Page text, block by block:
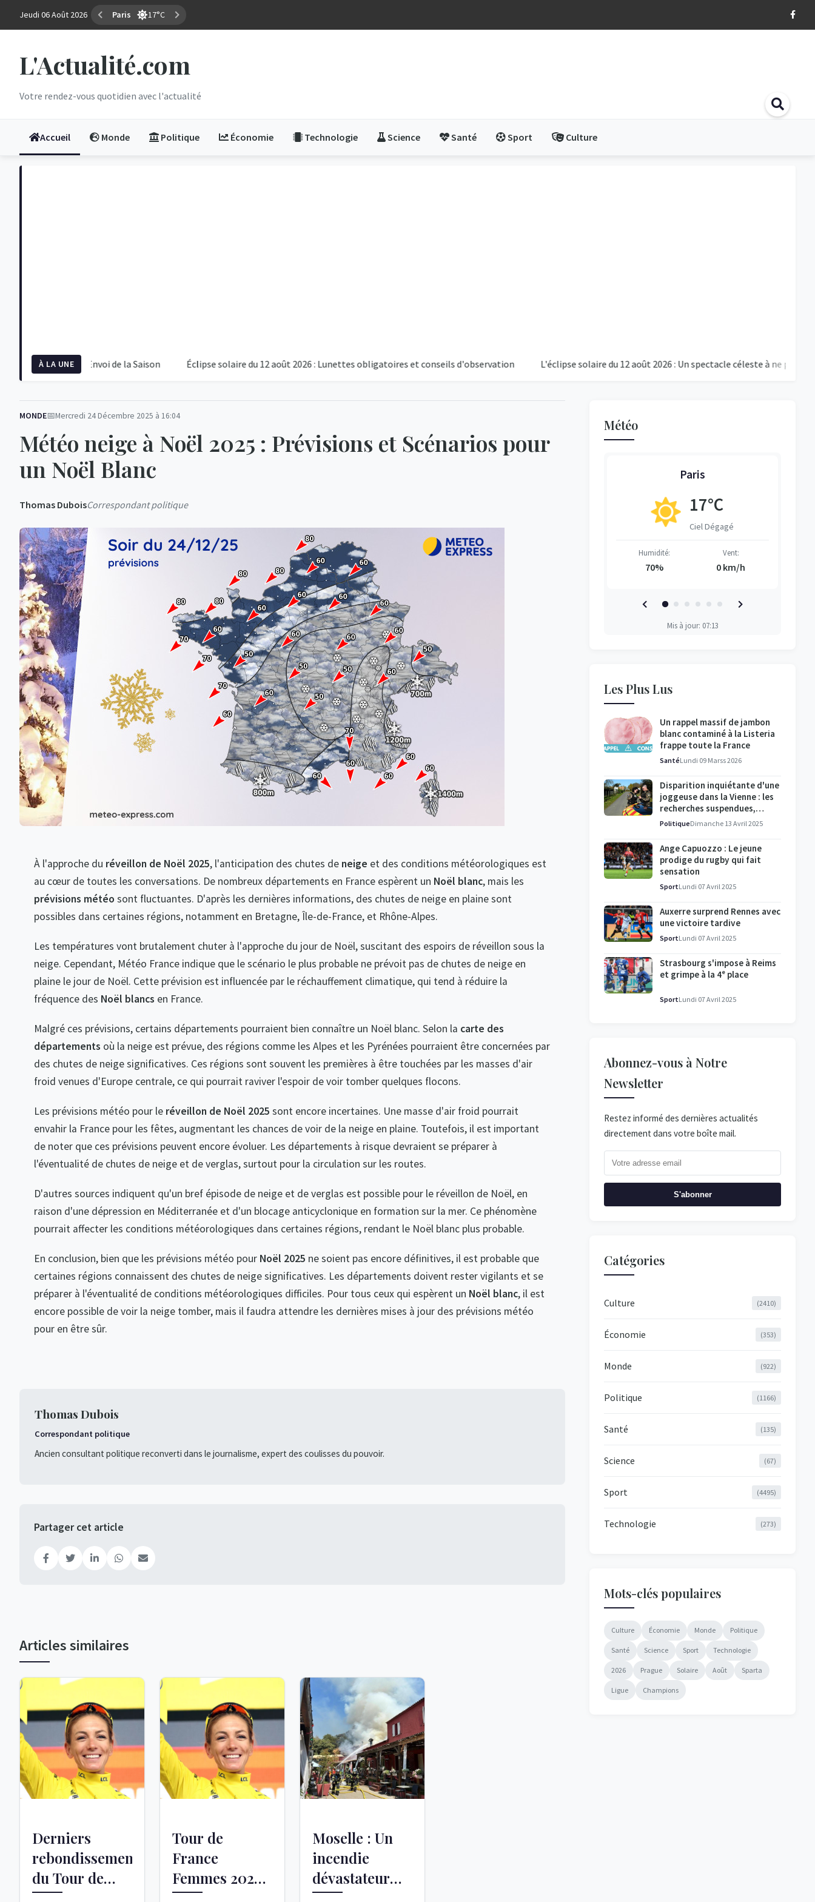
Jeudi 06 Août 2026 Marseille 25°C
L'Actualité.com
Votre rendez-vous quotidien avec l'actualité
Accueil Monde Politique Économie Technologie Science Santé Sport Culture
À LA UNE
au Coup d'Envoi de la Saison Éclipse solaire du 12 août 2026 : Lunettes obligatoires et conseils d'observation L'éclipse solaire du 12 août 2026 : Un spectacle céleste à ne pas manquer
MONDE Mercredi 24 Décembre 2025 à 16:04
Météo neige à Noël 2025 : Prévisions et Scénarios pour
un Noël Blanc
Thomas DuboisCorrespondant politique
À l'approche du réveillon de Noël 2025, l'anticipation des chutes de neige et des conditions météorologiques est
au cœur de toutes les conversations. De nombreux départements en France espèrent un Noël blanc, mais les
prévisions météo sont fluctuantes. D'après les dernières informations, des chutes de neige en plaine sont
possibles dans certaines régions, notamment en Bretagne, Île-de-France, et Rhône-Alpes.
Les températures vont brutalement chuter à l'approche du jour de Noël, suscitant des espoirs de réveillon sous la
neige. Cependant, Météo France indique que le scénario le plus probable ne prévoit pas de chutes de neige en
plaine le jour de Noël. Cette prévision est influencée par le réchauffement climatique, qui tend à réduire la
fréquence des Noël blancs en France.
Malgré ces prévisions, certains départements pourraient bien connaître un Noël blanc. Selon la carte des
départements où la neige est prévue, des régions comme les Alpes et les Pyrénées pourraient être concernées par
des chutes de neige significatives. Ces régions sont souvent les premières à être touchées par les masses d'air
froid venues d'Europe centrale, ce qui pourrait raviver l'espoir de voir tomber quelques flocons.
Les prévisions météo pour le réveillon de Noël 2025 sont encore incertaines. Une masse d'air froid pourrait
envahir la France pour les fêtes, augmentant les chances de voir de la neige en plaine. Toutefois, il est important
de noter que ces prévisions peuvent encore évoluer. Les départements à risque devraient se préparer à
l'éventualité de chutes de neige et de verglas, surtout pour la circulation sur les routes.
D'autres sources indiquent qu'un bref épisode de neige et de verglas est possible pour le réveillon de Noël, en
raison d'une dépression en Méditerranée et d'un blocage anticyclonique en formation sur la mer. Ce phénomène
pourrait affecter les conditions météorologiques dans certaines régions, rendant le Noël blanc plus probable.
En conclusion, bien que les prévisions météo pour Noël 2025 ne soient pas encore définitives, il est probable que
certaines régions connaissent des chutes de neige significatives. Les départements doivent rester vigilants et se
préparer à l'éventualité de conditions météorologiques difficiles. Pour tous ceux qui espèrent un Noël blanc, il est
encore possible de voir la neige tomber, mais il faudra attendre les dernières mises à jour des prévisions météo
pour en être sûr.
Thomas Dubois
Correspondant politique
Ancien consultant politique reconverti dans le journalisme, expert des coulisses du pouvoir.
Partager cet article
Articles similaires
Derniers
rebondissements
du Tour de
France
Tour de
France
Femmes 2026 :
Pauline
Moselle : Un
incendie
dévastateur
frappe le site
Météo
Paris
17°C
Ciel Dégagé
Humidité:
70%
Vent:
0 km/h
Partiellement Nuageux
Humidité:
Mis à jour: 07:13
Les Plus Lus
Un rappel massif de jambon
blanc contaminé à la Listeria
frappe toute la France
SantéLundi 09 Marss 2026
Disparition inquiétante d'une
joggeuse dans la Vienne : les
recherches suspendues,
l'enquête se poursuit
PolitiqueDimanche 13 Avril 2025
Ange Capuozzo : Le jeune
prodige du rugby qui fait
sensation
SportLundi 07 Avril 2025
Auxerre surprend Rennes avec
une victoire tardive
SportLundi 07 Avril 2025
Strasbourg s'impose à Reims
et grimpe à la 4ᵉ place
SportLundi 07 Avril 2025
Abonnez-vous à Notre
Newsletter
Restez informé des dernières actualités
directement dans votre boîte mail.
S'abonner
Catégories
Culture (2410)
Économie (353)
Monde (922)
Politique (1166)
Santé (135)
Science (67)
Sport (4495)
Technologie (273)
Mots-clés populaires
Culture Économie Monde Politique
Santé Science Sport Technologie
2026 Prague Solaire Août Sparta
Ligue Champions